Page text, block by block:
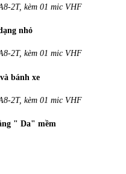
nhỏ
bánh xe
" Da" mềm